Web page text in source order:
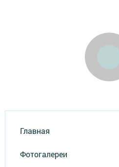
Главная
Фотогалереи